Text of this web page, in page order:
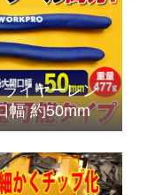
イヤーレン
約50mm